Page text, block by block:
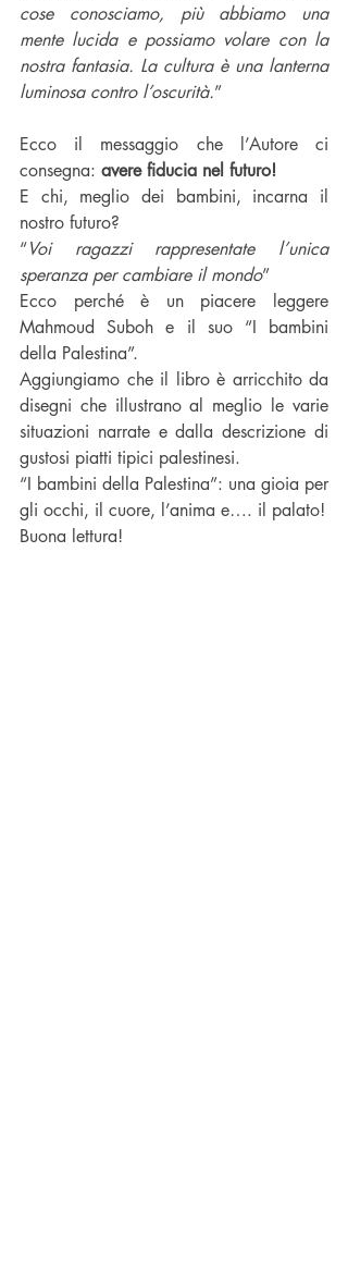
cose conosciamo, più abbiamo una
mente lucida e possiamo volare con la
nostra fantasia. La cultura è una lanterna
luminosa contro l’oscurità.”
Ecco il messaggio che l’Autore ci
consegna: avere fiducia nel futuro!
E chi, meglio dei bambini, incarna il
nostro futuro?
“Voi ragazzi rappresentate l’unica
speranza per cambiare il mondo”
Ecco perché è un piacere leggere
Mahmoud Suboh e il suo “I bambini
della Palestina”.
Aggiungiamo che il libro è arricchito da
disegni che illustrano al meglio le varie
situazioni narrate e dalla descrizione di
gustosi piatti tipici palestinesi.
“I bambini della Palestina”: una gioia per
gli occhi, il cuore, l’anima e…. il palato!
Buona lettura!